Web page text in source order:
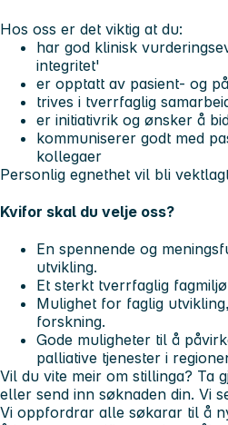
Hos oss er det viktig at du:
har god klinisk
integritet'
er opptatt av pasient- og
trives i tverrfaglig
er initiativrik og ønsker å
kommuniserer godt med
kollegaer
Personlig egnethet vil bli
Kvifor skal du velje oss?
En spennende og
utvikling.
Et sterkt tverrfaglig
Mulighet for faglig
forskning.
Gode muligheter til å
palliative tjenester i
Vil du vite meir om stillinga? Ta
eller send inn søknaden din. Vi
Vi oppfordrar alle søkarar til å